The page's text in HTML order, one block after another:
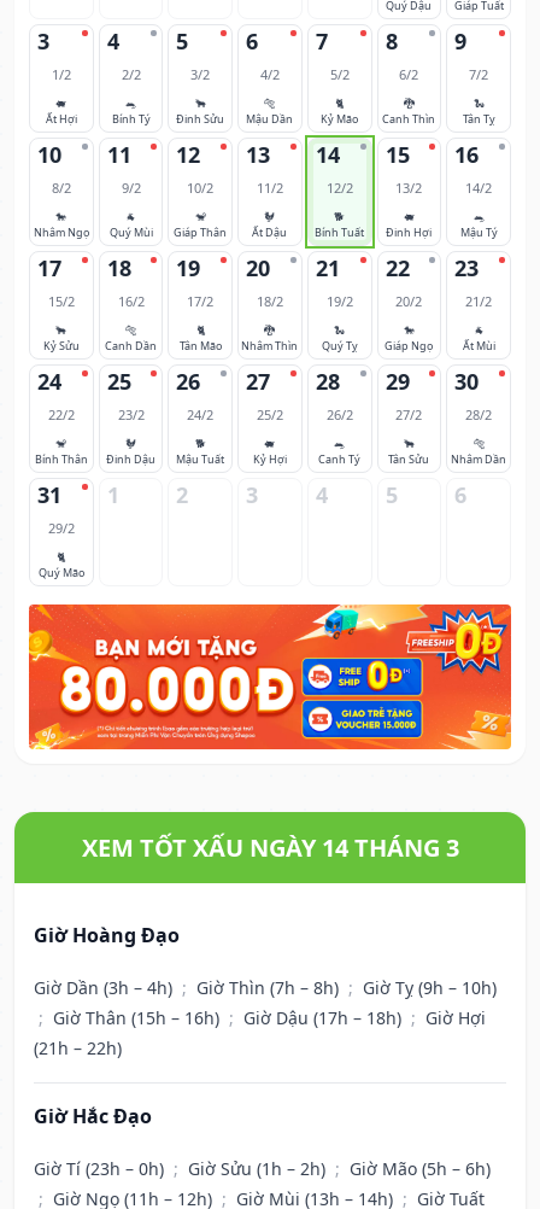
Quý Dậu
Giáp Tuất
3
1/2
🐖
Ất Hợi
4
2/2
🐀
Bính Tý
5
3/2
🐂
Đinh Sửu
6
4/2
🐅
Mậu Dần
7
5/2
🐈
Kỷ Mão
8
6/2
🐉
Canh Thìn
9
7/2
🐍
Tân Tỵ
10
8/2
🐎
Nhâm Ngọ
11
9/2
🐐
Quý Mùi
12
10/2
🐒
Giáp Thân
13
11/2
🐓
Ất Dậu
14
12/2
🐕
Bính Tuất
15
13/2
🐖
Đinh Hợi
16
14/2
🐀
Mậu Tý
17
15/2
🐂
Kỷ Sửu
18
16/2
🐅
Canh Dần
19
17/2
🐈
Tân Mão
20
18/2
🐉
Nhâm Thìn
21
19/2
🐍
Quý Tỵ
22
20/2
🐎
Giáp Ngọ
23
21/2
🐐
Ất Mùi
24
22/2
🐒
Bính Thân
25
23/2
🐓
Đinh Dậu
26
24/2
🐕
Mậu Tuất
27
25/2
🐖
Kỷ Hợi
28
26/2
🐀
Canh Tý
29
27/2
🐂
Tân Sửu
30
28/2
🐅
Nhâm Dần
31
29/2
🐈
Quý Mão
1 2 3 4 5 6
XEM TỐT XẤU NGÀY 14 THÁNG 3
Giờ Hoàng Đạo
Giờ Dần (3h – 4h) ; Giờ Thìn (7h – 8h) ; Giờ Tỵ (9h – 10h)
; Giờ Thân (15h – 16h) ; Giờ Dậu (17h – 18h) ; Giờ Hợi
(21h – 22h)
Giờ Hắc Đạo
Giờ Tí (23h – 0h) ; Giờ Sửu (1h – 2h) ; Giờ Mão (5h – 6h)
; Giờ Ngọ (11h – 12h) ; Giờ Mùi (13h – 14h) ; Giờ Tuất